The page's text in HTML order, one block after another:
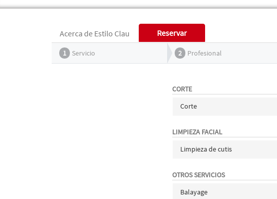
Acerca de Estilo Clau Reservar
1 Servicio 2 Profesional
CORTE
Corte
LIMPIEZA FACIAL
Limpieza de cutis
OTROS SERVICIOS
Balayage